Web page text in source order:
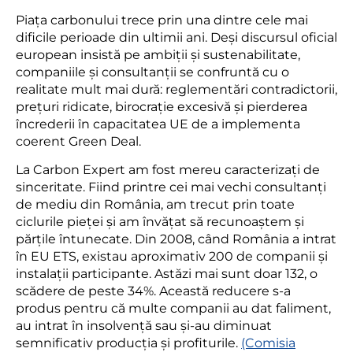
Piața carbonului trece prin una dintre cele mai
dificile perioade din ultimii ani. Deși discursul oficial
european insistă pe ambiții și sustenabilitate,
companiile și consultanții se confruntă cu o
realitate mult mai dură: reglementări contradictorii,
prețuri ridicate, birocrație excesivă și pierderea
încrederii în capacitatea UE de a implementa
coerent Green Deal.
La Carbon Expert am fost mereu caracterizați de
sinceritate. Fiind printre cei mai vechi consultanți
de mediu din România, am trecut prin toate
ciclurile pieței și am învățat să recunoaștem și
părțile întunecate. Din 2008, când România a intrat
în EU ETS, existau aproximativ 200 de companii și
instalații participante. Astăzi mai sunt doar 132, o
scădere de peste 34%. Această reducere s-a
produs pentru că multe companii au dat faliment,
au intrat în insolvență sau și-au diminuat
semnificativ producția și profiturile. (Comisia